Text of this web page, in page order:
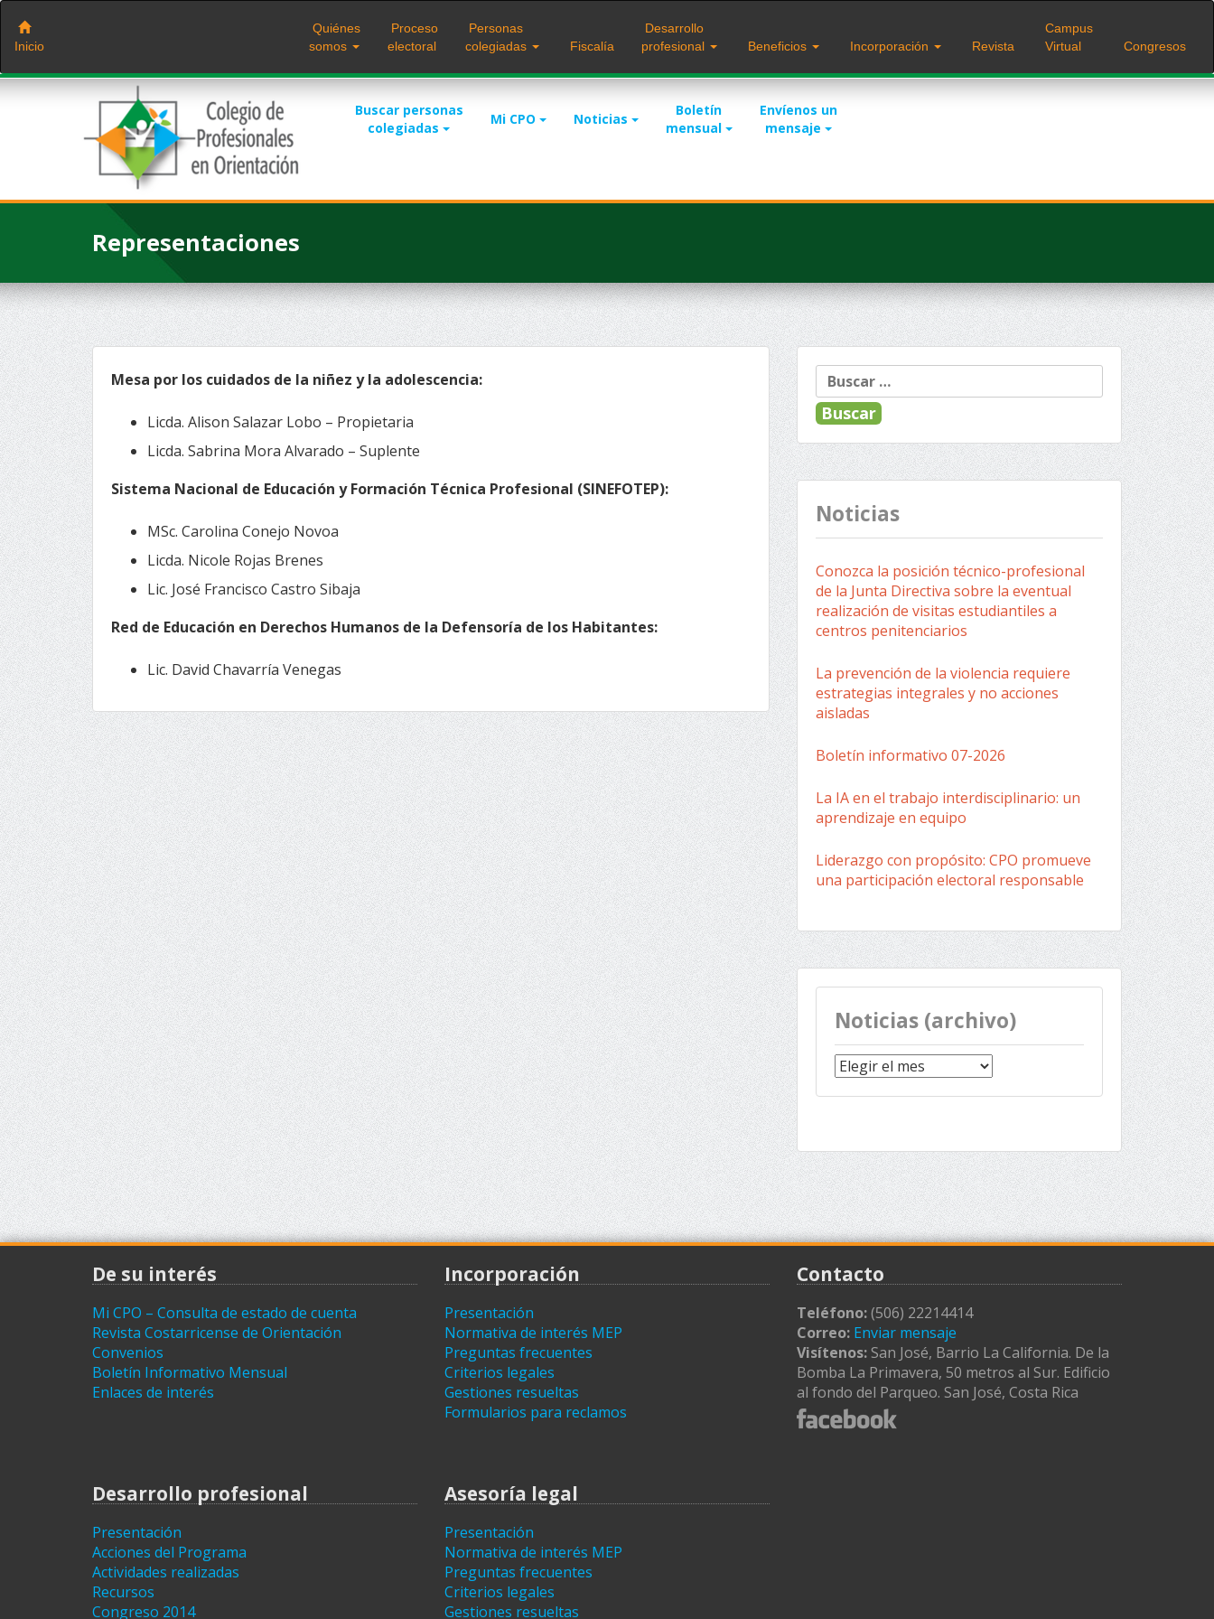
Saltar
contenido
Inicio
Quiénes
somos
Proceso
electoral
Personas
colegiadas
Fiscalía
Desarrollo
profesional
Beneficios Incorporación Revista
Campus
Virtual
Congresos
Buscar personas
colegiadas
Mi CPO Noticias
Boletín
mensual
Envíenos un
mensaje
Representaciones
Mesa por los cuidados de la niñez y la adolescencia:
Licda. Alison Salazar Lobo – Propietaria
Licda. Sabrina Mora Alvarado – Suplente
Sistema Nacional de Educación y Formación Técnica Profesional (SINEFOTEP):
MSc. Carolina Conejo Novoa
Licda. Nicole Rojas Brenes
Lic. José Francisco Castro Sibaja
Red de Educación en Derechos Humanos de la Defensoría de los Habitantes:
Lic. David Chavarría Venegas
Buscar:
Noticias
Conozca la posición técnico-profesional
de la Junta Directiva sobre la eventual
realización de visitas estudiantiles a
centros penitenciarios
La prevención de la violencia requiere
estrategias integrales y no acciones
aisladas
Boletín informativo 07-2026
La IA en el trabajo interdisciplinario: un
aprendizaje en equipo
Liderazgo con propósito: CPO promueve
una participación electoral responsable
Noticias (archivo)
Noticias
(archivo)
De su interés
Mi CPO – Consulta de estado de cuenta
Revista Costarricense de Orientación
Convenios
Boletín Informativo Mensual
Enlaces de interés
Incorporación
Presentación
Normativa de interés MEP
Preguntas frecuentes
Criterios legales
Gestiones resueltas
Formularios para reclamos
Contacto
Teléfono:(506) 22214414
Correo: Enviar mensaje
Visítenos: San José, Barrio La California. De la
Bomba La Primavera, 50 metros al Sur. Edificio
al fondo del Parqueo. San José, Costa Rica
Desarrollo profesional
Presentación
Acciones del Programa
Actividades realizadas
Recursos
Congreso 2014
Asesoría legal
Presentación
Normativa de interés MEP
Preguntas frecuentes
Criterios legales
Gestiones resueltas